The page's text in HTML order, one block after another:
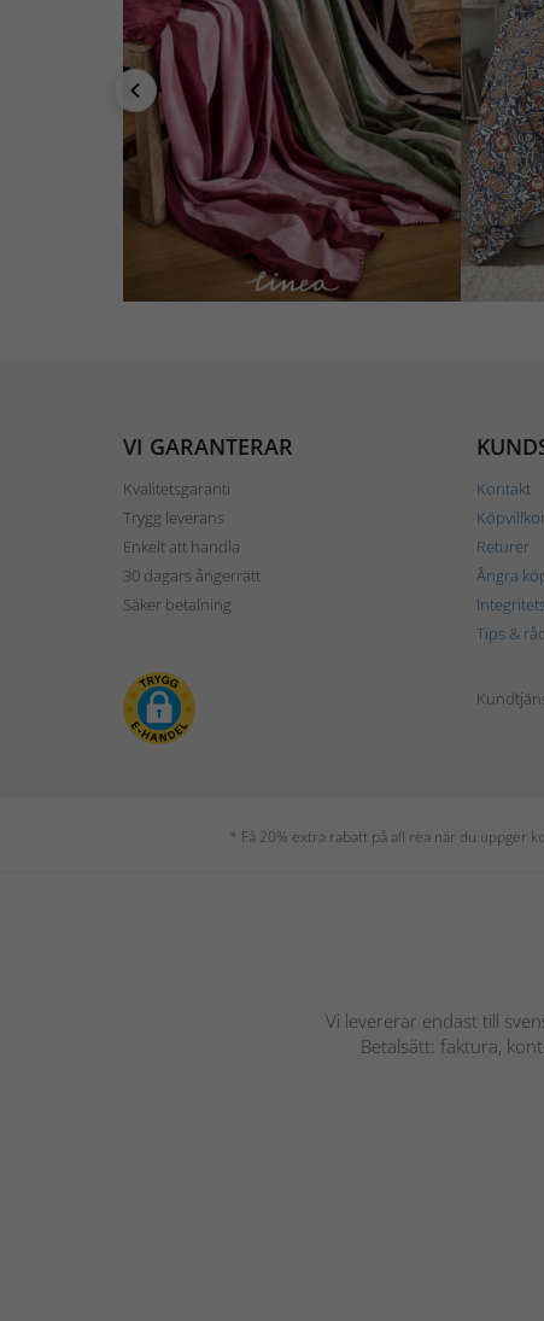
VI GARANTERAR
Kvalitetsgaranti
Trygg leverans
Enkelt att handla
30 dagars ångerrätt
Säker betalning
Kontakt
Returer
Ångra
Tips &
* Få 20% extra rabatt på all rea när du uppger
Vi levererar endast till
Betalsätt: faktura,